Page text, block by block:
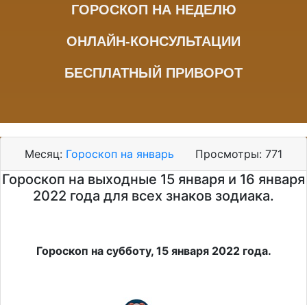
ГОРОСКОП НА НЕДЕЛЮ
ОНЛАЙН-КОНСУЛЬТАЦИИ
БЕСПЛАТНЫЙ ПРИВОРОТ
Месяц: Гороскоп на январь Просмотры: 771
Гороскоп на выходные 15 января и 16 января
2022 года для всех знаков зодиака.
Гороскоп на субботу, 15 января 2022 года.